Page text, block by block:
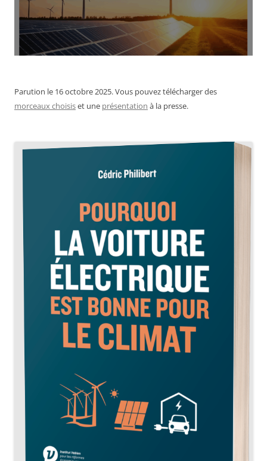
Parution le 16 octobre 2025. Vous pouvez télécharger des
morceaux choisiset une présentation à la presse.